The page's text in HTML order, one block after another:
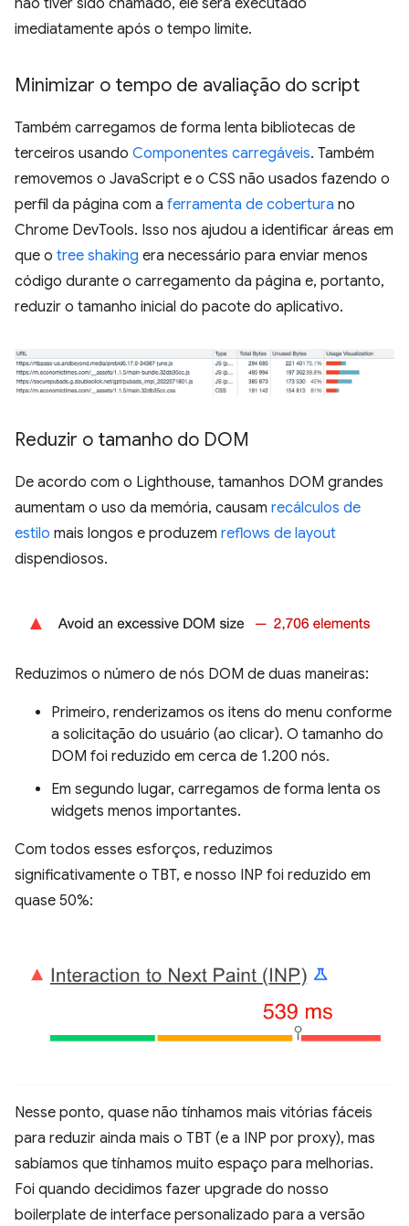
imediatamente após o tempo limite.
Minimizar o tempo de avaliação do script
Também carregamos de forma lenta bibliotecas de
terceiros usando Componentes carregáveis. Também
removemos o JavaScript e o CSS não usados fazendo o
perfil da página com a ferramenta de cobertura no
Chrome DevTools. Isso nos ajudou a identificar áreas em
que o tree shaking era necessário para enviar menos
código durante o carregamento da página e, portanto,
reduzir o tamanho inicial do pacote do aplicativo.
Reduzir o tamanho do DOM
De acordo com o Lighthouse, tamanhos DOM grandes
aumentam o uso da memória, causam recálculos de
estilo mais longos e produzem reflows de layout
dispendiosos.
Reduzimos o número de nós DOM de duas maneiras:
Primeiro, renderizamos os itens do menu conforme
a solicitação do usuário (ao clicar). O tamanho do
DOM foi reduzido em cerca de 1.200 nós.
Em segundo lugar, carregamos de forma lenta os
widgets menos importantes.
Com todos esses esforços, reduzimos
significativamente o TBT, e nosso INP foi reduzido em
quase 50%:
Nesse ponto, quase não tínhamos mais vitórias fáceis
para reduzir ainda mais o TBT (e a INP por proxy), mas
sabíamos que tínhamos muito espaço para melhorias.
Foi quando decidimos fazer upgrade do nosso
boilerplate de interface personalizado para a versão